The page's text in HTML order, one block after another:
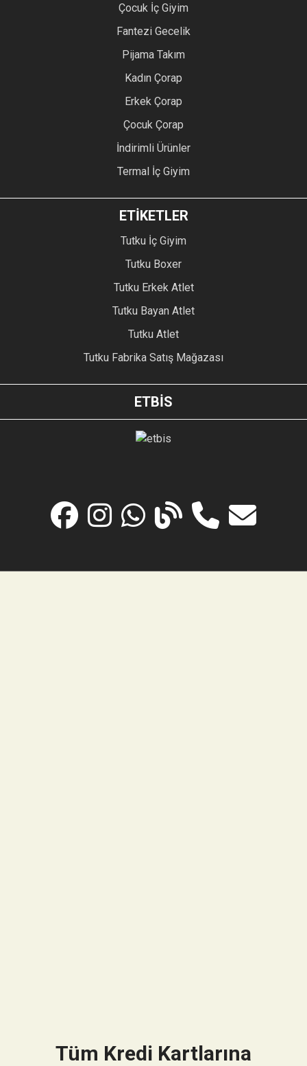
Çocuk İç Giyim
Fantezi Gecelik
Pijama Takım
Kadın Çorap
Erkek Çorap
Çocuk Çorap
İndirimli Ürünler
Termal İç Giyim
ETİKETLER
Tutku İç Giyim
Tutku Boxer
Tutku Erkek Atlet
Tutku Bayan Atlet
Tutku Atlet
Tutku Fabrika Satış Mağazası
ETBİS
Tüm Kredi Kartlarına